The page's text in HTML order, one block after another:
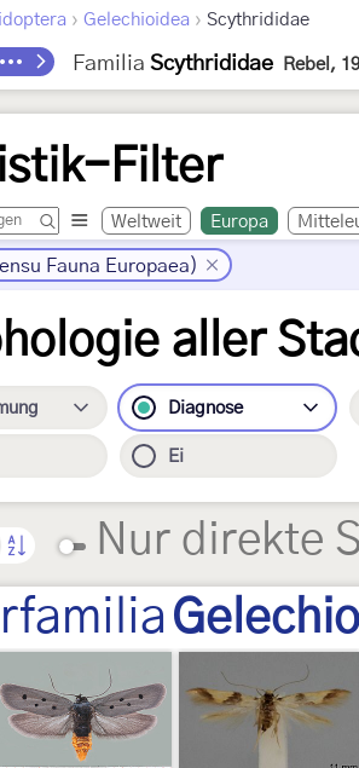
› Gelechioidea › Scythrididae
Familia Scythrididae Rebel,
Filter
Weltweit Europa
Fauna Europaea)
aller
Diagnose
Ei
Nur direkte